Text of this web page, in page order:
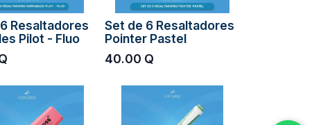
Resaltadores
Pilot - Fluo
Set de 6 Resaltadores
Pointer Pastel
40.00 Q